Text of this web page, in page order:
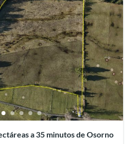
a 35 minutos de Osorno